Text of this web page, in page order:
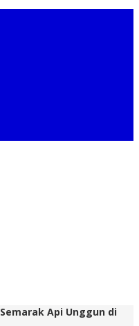
Semarak Api Unggun di